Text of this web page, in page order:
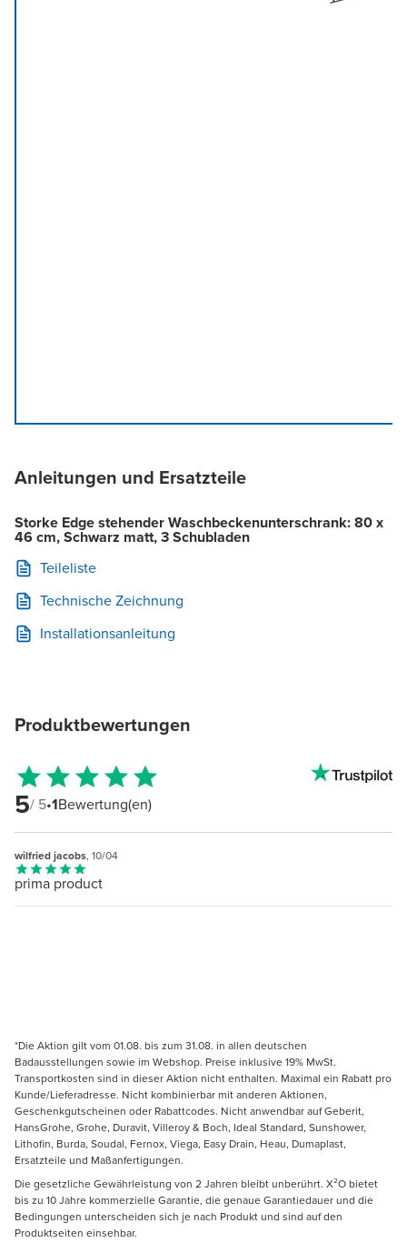
Anleitungen und Ersatzteile
Storke Edge stehender Waschbeckenunterschrank: 80 x
46 cm, Schwarz matt, 3 Schubladen
Teileliste
Technische Zeichnung
Installationsanleitung
Produktbewertungen
5/ 5•1Bewertung(en)
wilfried jacobs, 10/04
prima product
*Die Aktion gilt vom 01.08. bis zum 31.08. in allen deutschen
Badausstellungen sowie im Webshop. Preise inklusive 19% MwSt.
Transportkosten sind in dieser Aktion nicht enthalten. Maximal ein Rabatt pro
Kunde/Lieferadresse. Nicht kombinierbar mit anderen Aktionen,
Geschenkgutscheinen oder Rabattcodes. Nicht anwendbar auf Geberit,
HansGrohe, Grohe, Duravit, Villeroy & Boch, Ideal Standard, Sunshower,
Lithofin, Burda, Soudal, Fernox, Viega, Easy Drain, Heau, Dumaplast,
Ersatzteile und Maßanfertigungen.
Die gesetzliche Gewährleistung von 2 Jahren bleibt unberührt. X²O bietet
bis zu 10 Jahre kommerzielle Garantie, die genaue Garantiedauer und die
Bedingungen unterscheiden sich je nach Produkt und sind auf den
Produktseiten einsehbar.